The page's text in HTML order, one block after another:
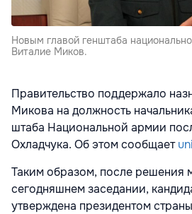
Новым главой генштаба
Виталие Миков.
Правительство поддержало
Микова на должность
штаба Национальной армии
Охладчука. Об этом сообщает
Таким образом, после решения
сегодняшнем заседании,
утверждена президентом